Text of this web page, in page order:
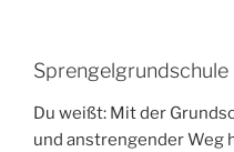
Sprengelgrundschule
Du weißt: Mit der
und anstrengender Weg